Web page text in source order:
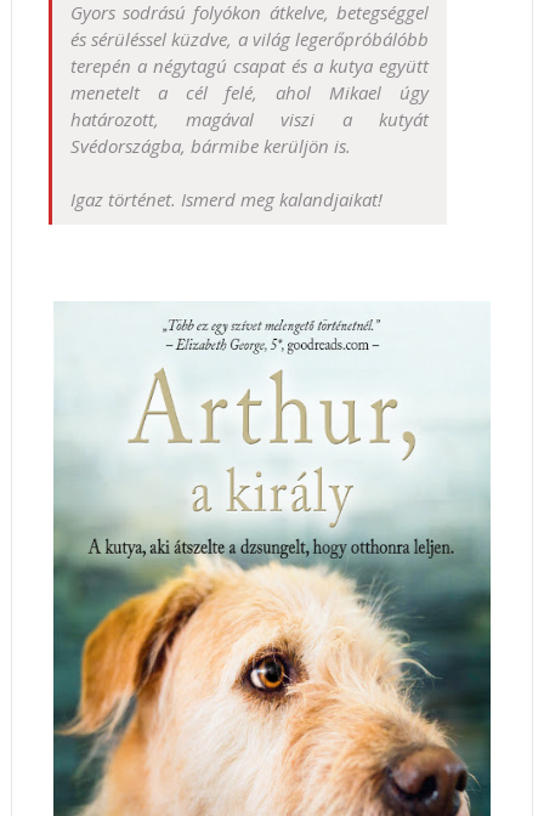
Gyors sodrású folyókon átkelve, betegséggel
és sérüléssel küzdve, a világ legerőpróbálóbb
terepén a négytagú csapat és a kutya együtt
menetelt a cél felé, ahol Mikael úgy
határozott, magával viszi a kutyát
Svédországba, bármibe kerüljön is.
Igaz történet. Ismerd meg kalandjaikat!